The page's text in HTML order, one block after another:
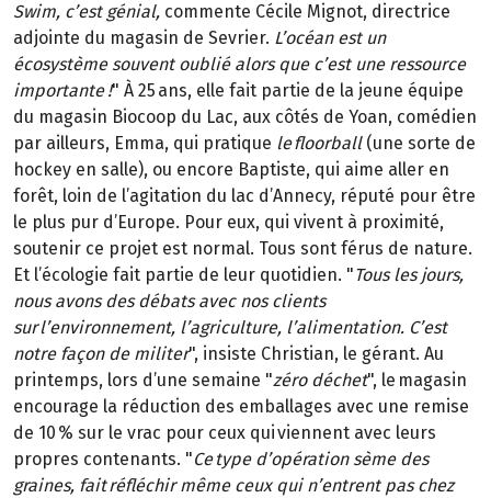
Swim, c’est génial, commente Cécile Mignot, directrice
adjointe du magasin de Sevrier. L’océan est un
écosystème souvent oublié alors que c’est une ressource
importante !" À 25 ans, elle fait partie de la jeune équipe
du magasin Biocoop du Lac, aux côtés de Yoan, comédien
par ailleurs, Emma, qui pratique le floorball (une sorte de
hockey en salle), ou encore Baptiste, qui aime aller en
forêt, loin de l’agitation du lac d’Annecy, réputé pour être
le plus pur d’Europe. Pour eux, qui vivent à proximité,
soutenir ce projet est normal. Tous sont férus de nature.
Et l’écologie fait partie de leur quotidien. "Tous les jours,
nous avons des débats avec nos clients
sur l’environnement, l’agriculture, l’alimentation. C’est
notre façon de militer", insiste Christian, le gérant. Au
printemps, lors d’une semaine "zéro déchet", le magasin
encourage la réduction des emballages avec une remise
de 10 % sur le vrac pour ceux qui viennent avec leurs
propres contenants. "Ce type d’opération sème des
graines, fait réfléchir même ceux qui n’entrent pas chez